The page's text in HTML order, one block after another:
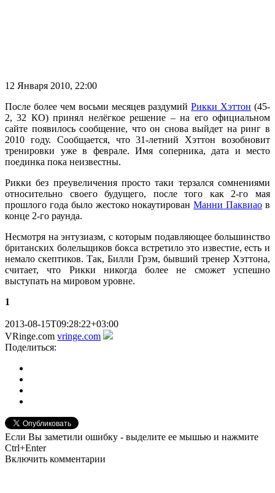
12 Января 2010, 22:00
После более чем восьми месяцев раздумийРикки Хэттон (45-
2, 32 КО) принял нелёгкое решение – на его официальном
сайте появилось сообщение, что он снова выйдет на ринг в
2010 году.
Сообщается, что 31-летний Хэттон возобновит
тренировки уже в феврале. Имя соперника, дата и место
поединка пока неизвестны.
Рикки без преувеличения просто таки терзался сомнениями
относительно своего будущего, после того как 2-го мая
прошлого года было жестоко нокаутированМанни Паквиао в
конце 2-го раунда.
Несмотря на энтузиазм, с которым подавляющее большинство
британских болельщиков бокса встретило это известие, есть и
немало скептиков. Так, Билли Грэм, бывший тренер Хэттона,
считает, что Рикки никогда более не сможет успешно
выступать на мировом уровне.
1
2013-08-15T09:28:22+03:00
VRinge.com vringe.com
Поделиться:
Если Вы заметили ошибку - выделите ее мышью и нажмите
Ctrl+Enter
Включить комментарии